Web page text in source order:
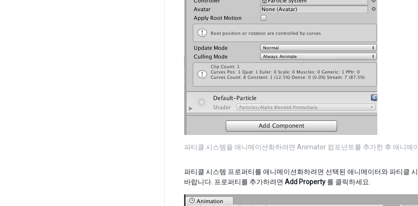
파티클 시스템을 애니메이션화하려면 Animator 컴포넌트를 추가한 후 애니메
파티클 시스템 프로퍼티를 애니메이션화하려면 선택된 애니메이터와 파티클
바랍니다. 프로퍼티를 추가하려면 Add Property 를 클릭하세요.